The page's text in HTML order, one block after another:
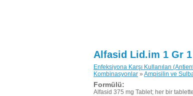
Alfasid Lid.im 1 Gr
Enfeksiyona Karşı Kullanılan
Kombinasyonlar » Ampisilin ve
Formülü:
Alfasid 375 mg Tablet; her bir